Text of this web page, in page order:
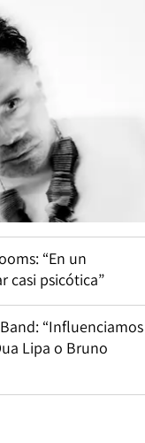
“En un
casi psicótica”
“Influenciamos
Lipa o Bruno